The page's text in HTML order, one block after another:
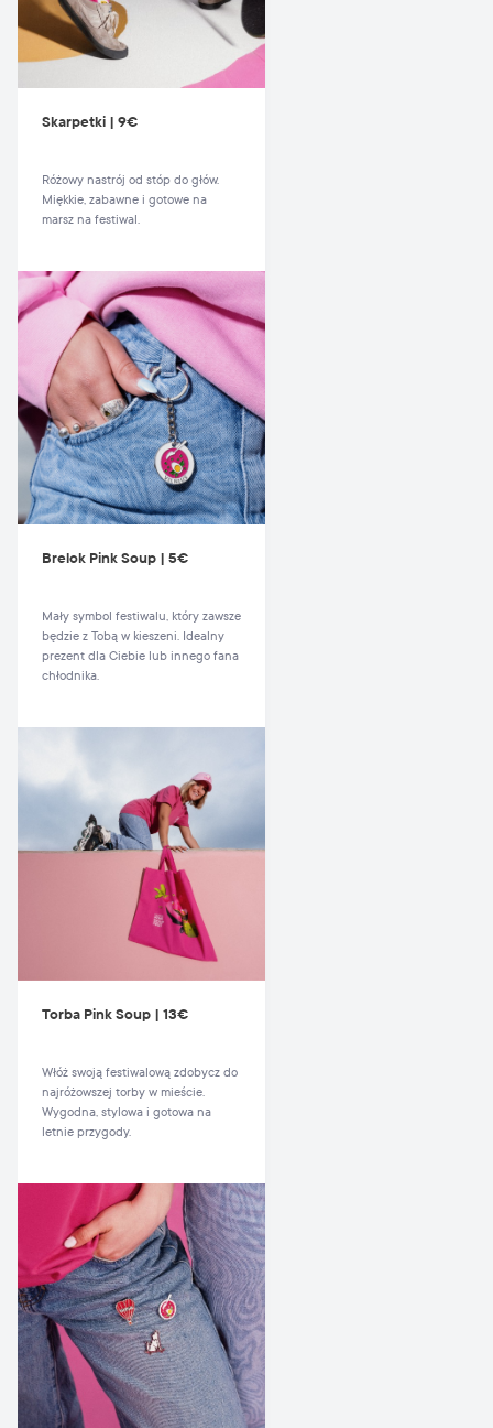
Skarpetki | 9€
Różowy nastrój od stóp do głów.
Miękkie, zabawne i gotowe na
marsz na festiwal.
Brelok Pink Soup | 5€
Mały symbol festiwalu, który zawsze
będzie z Tobą w kieszeni. Idealny
prezent dla Ciebie lub innego fana
chłodnika.
Torba Pink Soup | 13€
Włóż swoją festiwalową zdobycz do
najróżowszej torby w mieście.
Wygodna, stylowa i gotowa na
letnie przygody.